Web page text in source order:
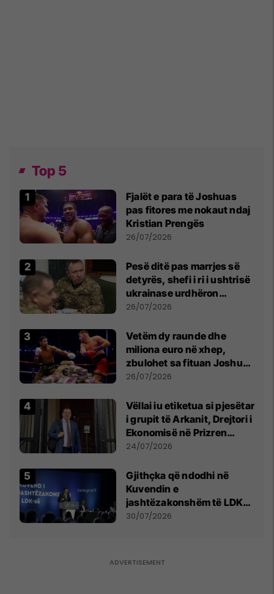
Top 5
Fjalët e para të Joshuas
pas fitores me nokaut ndaj
Kristian Prengës
26/07/2026
Pesë ditë pas marrjes së
detyrës, shefi i ri i ushtrisë
ukrainase urdhëron
kontroll të madh
26/07/2026
Vetëm dy raunde dhe
miliona euro në xhep,
zbulohet sa fituan Joshua
e Prenga
26/07/2026
Vëllai iu etiketua si pjesëtar
i grupit të Arkanit, Drejtori i
Ekonomisë në Prizren
mohon pretendimet
24/07/2026
Gjithçka që ndodhi në
Kuvendin e
jashtëzakonshëm të LDK-
së
30/07/2026